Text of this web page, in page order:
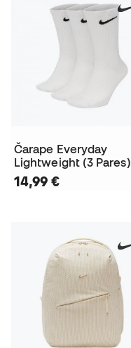
Čarape Everyday
Lightweight (3 Pares)
14,99 €